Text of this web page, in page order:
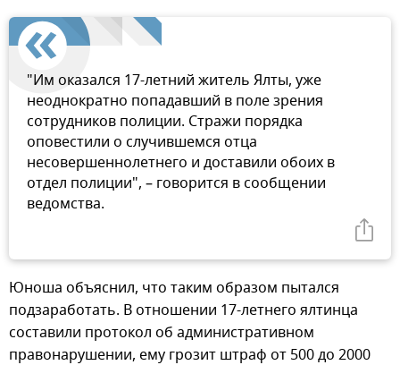
"Им оказался 17-летний житель Ялты, уже
неоднократно попадавший в поле зрения
сотрудников полиции. Стражи порядка
оповестили о случившемся отца
несовершеннолетнего и доставили обоих в
отдел полиции", – говорится в сообщении
ведомства.
Юноша объяснил, что таким образом пытался
подзаработать. В отношении 17-летнего ялтинца
составили протокол об административном
правонарушении, ему грозит штраф от 500 до 2000